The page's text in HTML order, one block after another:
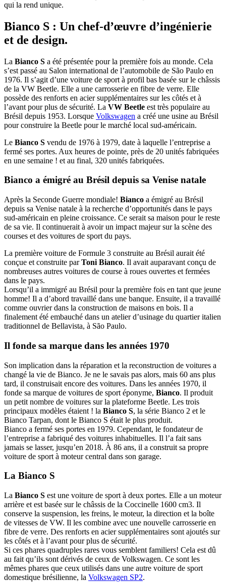
qui la rend unique.
Bianco S : Un chef-d’œuvre d’ingénierie
et de design.
La Bianco S a été présentée pour la première fois au monde. Cela
s’est passé au Salon international de l’automobile de São Paulo en
1976. Il s’agit d’une voiture de sport à profil bas basée sur le châssis
de la VW Beetle. Elle a une carrosserie en fibre de verre. Elle
possède des renforts en acier supplémentaires sur les côtés et à
l’avant pour plus de sécurité. La VW Beetle est très populaire au
Brésil depuis 1953. Lorsque Volkswagen a créé une usine au Brésil
pour construire la Beetle pour le marché local sud-américain.
Le Bianco S vendu de 1976 à 1979, date à laquelle l’entreprise a
fermé ses portes. Aux heures de pointe, près de 20 unités fabriquées
en une semaine ! et au final, 320 unités fabriquées.
Bianco a émigré au Brésil depuis sa Venise natale
Après la Seconde Guerre mondiale! Bianco a émigré au Brésil
depuis sa Venise natale à la recherche d’opportunités dans le pays
sud-américain en pleine croissance. Ce serait sa maison pour le reste
de sa vie. Il continuerait à avoir un impact majeur sur la scène des
courses et des voitures de sport du pays.
La première voiture de Formule 3 construite au Brésil aurait été
conçue et construite parToni Bianco. Il avait auparavant conçu de
nombreuses autres voitures de course à roues ouvertes et fermées
dans le pays.
Lorsqu’il a immigré au Brésil pour la première fois en tant que jeune
homme! Il a d’abord travaillé dans une banque. Ensuite, il a travaillé
comme ouvrier dans la construction de maisons en bois. Il a
finalement été embauché dans un atelier d’usinage du quartier italien
traditionnel de Bellavista, à São Paulo.
Il fonde sa marque dans les années 1970
Son implication dans la réparation et la reconstruction de voitures a
changé la vie de Bianco. Je ne le savais pas alors, mais 60 ans plus
tard, il construisait encore des voitures. Dans les années 1970, il
fonde sa marque de voitures de sport éponyme, Bianco. Il produit
un petit nombre de voitures sur la plateforme Beetle. Les trois
principaux modèles étaient ! la Bianco S, la série Bianco 2 et le
Bianco Tarpan, dont le Bianco S était le plus produit.
Bianco a fermé ses portes en 1979. Cependant, le fondateur de
l’entreprise a fabriqué des voitures inhabituelles. Il l’a fait sans
jamais se lasser, jusqu’en 2018. À 86 ans, il a construit sa propre
voiture de sport à moteur central dans son garage.
La Bianco S
La Bianco S est une voiture de sport à deux portes. Elle a un moteur
arrière et est basée sur le châssis de la Coccinelle 1600 cm3. Il
conserve la suspension, les freins, le moteur, la direction et la boîte
de vitesses de VW. Il les combine avec une nouvelle carrosserie en
fibre de verre. Des renforts en acier supplémentaires sont ajoutés sur
les côtés et à l’avant pour plus de sécurité.
Si ces phares quadruples rares vous semblent familiers! Cela est dû
au fait qu’ils sont dérivés de ceux de Volkswagen. Ce sont les
mêmes phares que ceux utilisés dans une autre voiture de sport
domestique brésilienne, la Volkswagen SP2.